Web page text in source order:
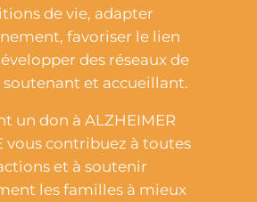
de vie, adapter
favoriser le lien
des réseaux de
et accueillant.
un don à ALZHEIMER
vous contribuez à toutes
et à soutenir
les familles à mieux